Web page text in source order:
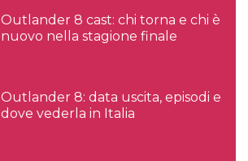
Outlander 8 cast: chi torna e chi è
nuovo nella stagione finale
Outlander 8: data uscita, episodi e
dove vederla in Italia